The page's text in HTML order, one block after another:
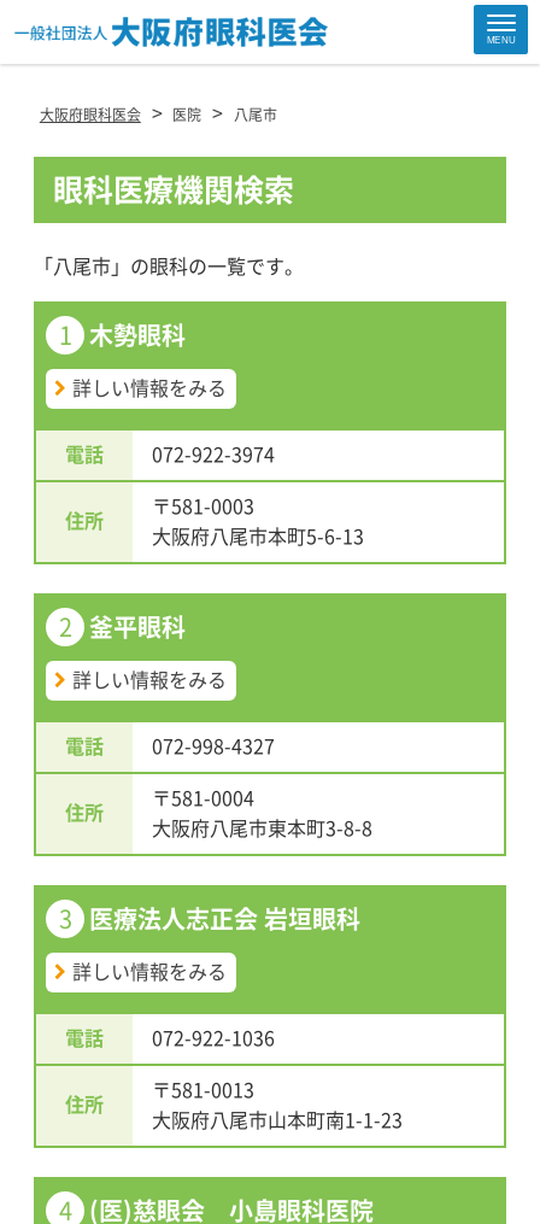
MENU
大阪府眼科医会 > 医院 > 八尾市
眼科医療機関検索
「八尾市」の眼科の一覧です。
1 木勢眼科
詳しい情報をみる
電話 072-922-3974
住所
〒581-0003
大阪府八尾市本町5-6-13
2 釜平眼科
詳しい情報をみる
電話 072-998-4327
住所
〒581-0004
大阪府八尾市東本町3-8-8
3 医療法人志正会 岩垣眼科
詳しい情報をみる
電話 072-922-1036
住所
〒581-0013
大阪府八尾市山本町南1-1-23
4 (医)慈眼会 小島眼科医院
Site
Footer